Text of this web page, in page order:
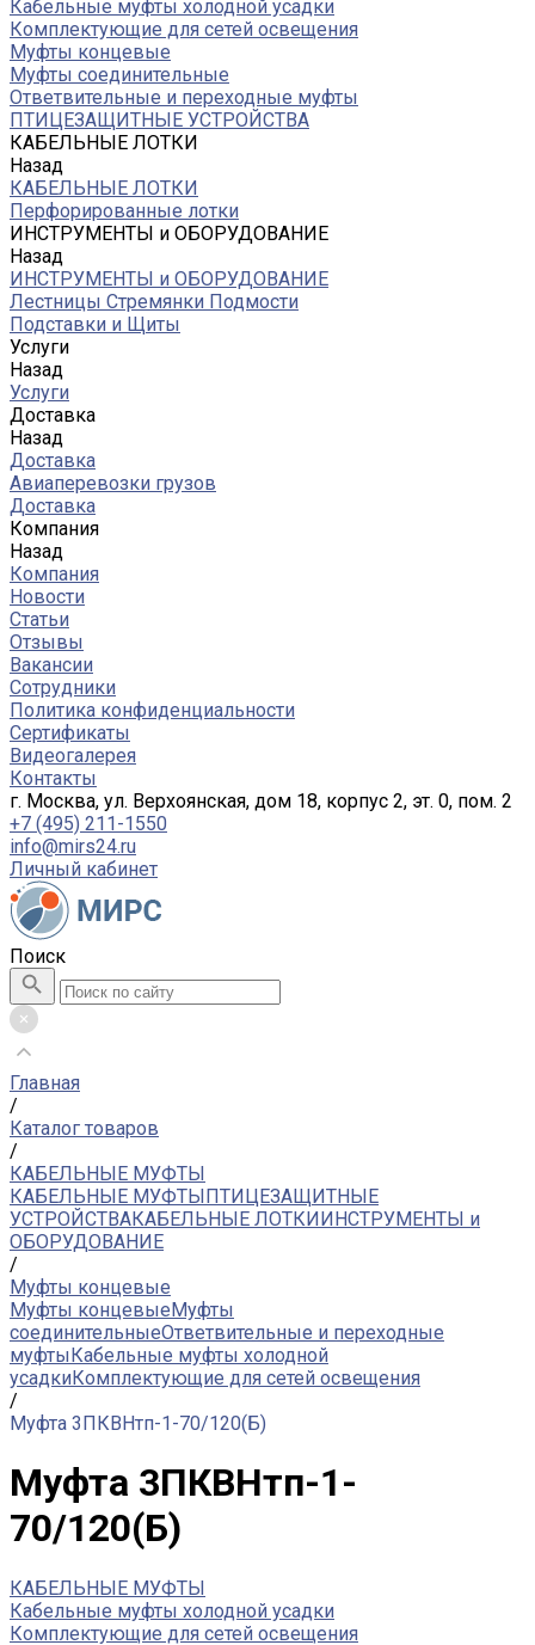
Кабельные муфты холодной усадки
Комплектующие для сетей освещения
Муфты концевые
Муфты соединительные
Ответвительные и переходные муфты
ПТИЦЕЗАЩИТНЫЕ УСТРОЙСТВА
КАБЕЛЬНЫЕ ЛОТКИ
Назад
КАБЕЛЬНЫЕ ЛОТКИ
Перфорированные лотки
ИНСТРУМЕНТЫ и ОБОРУДОВАНИЕ
Назад
ИНСТРУМЕНТЫ и ОБОРУДОВАНИЕ
Лестницы Стремянки Подмости
Подставки и Щиты
Услуги
Назад
Услуги
Доставка
Назад
Доставка
Авиаперевозки грузов
Доставка
Компания
Назад
Компания
Новости
Статьи
Отзывы
Вакансии
Сотрудники
Политика конфиденциальности
Сертификаты
Видеогалерея
Контакты
г. Москва, ул. Верхоянская, дом 18, корпус 2, эт. 0, пом. 2
+7 (495) 211-1550
info@mirs24.ru
Личный кабинет
Поиск
Главная
/
Каталог товаров
/
КАБЕЛЬНЫЕ МУФТЫ
КАБЕЛЬНЫЕ МУФТЫПТИЦЕЗАЩИТНЫЕ
УСТРОЙСТВАКАБЕЛЬНЫЕ ЛОТКИИНСТРУМЕНТЫ и
ОБОРУДОВАНИЕ
/
Муфты концевые
Муфты концевыеМуфты
соединительныеОтветвительные и переходные
муфтыКабельные муфты холодной
усадкиКомплектующие для сетей освещения
/
Муфта 3ПКВНтп-1-70/120(Б)
Муфта 3ПКВНтп-1-
70/120(Б)
КАБЕЛЬНЫЕ МУФТЫ
Кабельные муфты холодной усадки
Комплектующие для сетей освещения